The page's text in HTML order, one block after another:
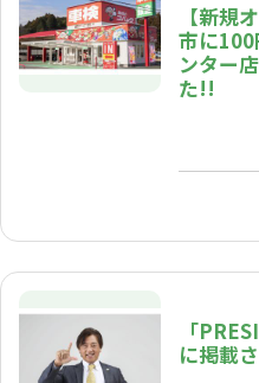
【新規
市に100
ンター
た!!
「
に掲載